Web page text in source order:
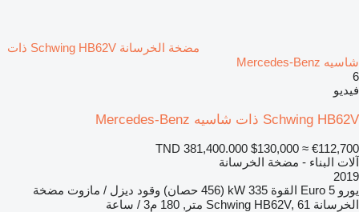
مضخة الخرسانة Schwing HB62V ذات
شاسيه Mercedes-Benz
6
فيديو
Schwing HB62V ذات شاسيه Mercedes-Benz
TND 381,400.000 $130,000 ≈ €112,700
آلات البناء - مضخة الخرسانة
2019
يورو Euro 5 القوة 335 kW (456 حصان) وقود ديزل / مازوت مضخة
الخرسانة Schwing HB62V, 61 متر, 180 م3 / ساعة